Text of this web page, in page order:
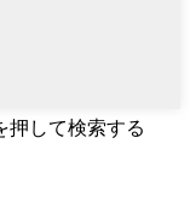
押して検索する